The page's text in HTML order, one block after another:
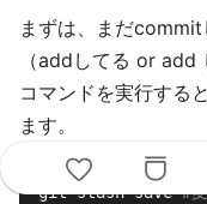
まずは、まだ
（addしてる or add
コマンドを実行する
ます。
git stash save #